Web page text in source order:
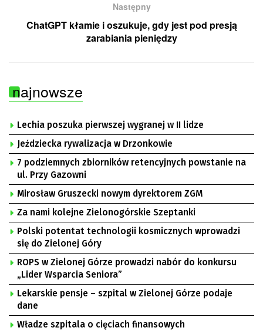
Następny
ChatGPT kłamie i oszukuje, gdy jest pod presją
zarabiania pieniędzy
najnowsze
Lechia poszuka pierwszej wygranej w II lidze
Jeździecka rywalizacja w Drzonkowie
7 podziemnych zbiorników retencyjnych powstanie na
ul. Przy Gazowni
Mirosław Gruszecki nowym dyrektorem ZGM
Za nami kolejne Zielonogórskie Szeptanki
Polski potentat technologii kosmicznych wprowadzi
się do Zielonej Góry
ROPS w Zielonej Górze prowadzi nabór do konkursu
„Lider Wsparcia Seniora”
Lekarskie pensje – szpital w Zielonej Górze podaje
dane
Władze szpitala o cięciach finansowych